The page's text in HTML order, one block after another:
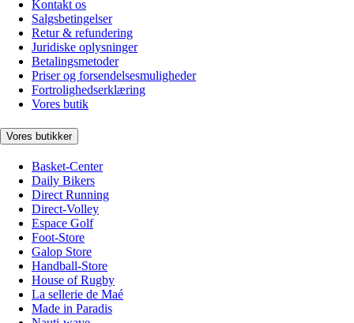
Kontakt os
Salgsbetingelser
Retur & refundering
Juridiske oplysninger
Betalingsmetoder
Priser og forsendelsesmuligheder
Fortrolighedserklæring
Vores butik
Vores butikker
Basket-Center
Daily Bikers
Direct Running
Direct-Volley
Espace Golf
Foot-Store
Galop Store
Handball-Store
House of Rugby
La sellerie de Maé
Made in Paradis